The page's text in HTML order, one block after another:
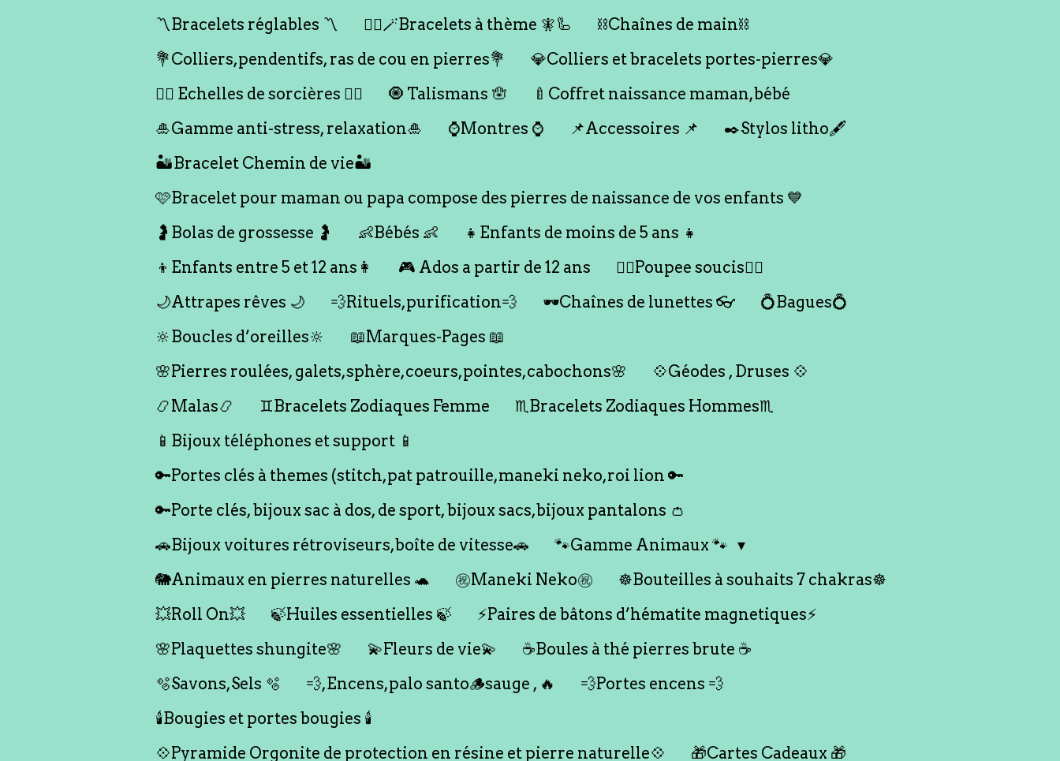
〽️Bracelets réglables 〽️
🧞‍♂️🪄Bracelets à thème 🧚🦾
⛓️Chaînes de main⛓️
💐Colliers,pendentifs, ras de cou en pierres💐
💎Colliers et bracelets portes-pierres💎
🧙‍♀️ Echelles de sorcières 🧙‍♀️
🧿 Talismans 🪬
🍼Coffret naissance maman,bébé
🎍Gamme anti-stress, relaxation🎍
⌚️Montres ⌚️ 📌Accessoires 📌
✒️Stylos litho🖋️
🏜️Bracelet Chemin de vie🏜️
🩷Bracelet pour maman ou papa compose des pierres de naissance de vos enfants 💙
🤰Bolas de grossesse 🤰
👶Bébés 👶
👧Enfants de moins de 5 ans 👧
👦Enfants entre 5 et 12 ans👩
🎮 Ados a partir de 12 ans
🙇‍♂️Poupee soucis🙇‍♀️
🌙Attrapes rêves 🌙
💨Rituels,purification💨 🕶️Chaînes de lunettes 👓
💍Bagues💍
🔆Boucles d’oreilles🔆
📖Marques-Pages 📖
🌸Pierres roulées, galets,sphère,coeurs,pointes,cabochons🌸
💠Géodes , Druses 💠
📿Malas📿
♊️Bracelets Zodiaques Femme
♏️Bracelets Zodiaques Hommes♏️
📱Bijoux téléphones et support 📱
🔑Portes clés à themes (stitch,pat patrouille,maneki neko,roi lion 🔑
🔑Porte clés, bijoux sac à dos, de sport, bijoux sacs,bijoux pantalons 👛
🚗Bijoux voitures rétroviseurs,boîte de vitesse🚗
🐾Gamme Animaux 🐾
🐘Animaux en pierres naturelles 🐢
㊗️Maneki Neko㊗️
☸️Bouteilles à souhaits 7 chakras☸️
💥Roll On💥
🍃Huiles essentielles 🍃
⚡️Paires de bâtons d’hématite magnetiques⚡️
🌸Plaquettes shungite🌸
💫Fleurs de vie💫
☕️Boules à thé pierres brute ☕️
🫧Savons,Sels 🫧
💨,Encens,palo santo🪵sauge , 🔥
💨Portes encens 💨
🕯️Bougies et portes bougies 🕯️
💠Pyramide Orgonite de protection en résine et pierre naturelle💠
🎁Cartes Cadeaux 🎁